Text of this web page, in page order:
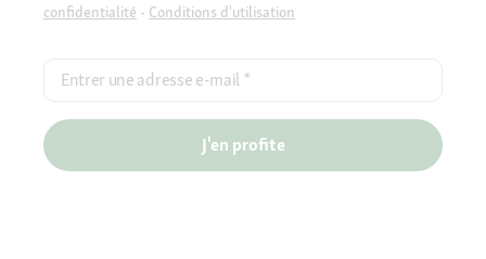
confidentialité - Conditions d'utilisation
Entrer une adresse e-mail *
J'en profite